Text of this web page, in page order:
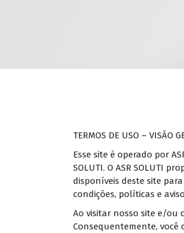
TERMOS DE USO – VISÃO
Esse site é operado por
SOLUTI. O ASR SOLUTI
disponíveis deste site
condições, políticas e
Ao visitar nosso site e/ou
Consequentemente, você